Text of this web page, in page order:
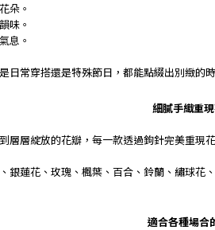
朵。
味。
息。
常穿搭還是特殊節日，都能點綴出別緻的
細膩手織重
層綻放的花瓣，每一款透過鉤針完美重現
蓮花、玫瑰、楓葉、百合、鈴蘭、繡球
適合各種場合